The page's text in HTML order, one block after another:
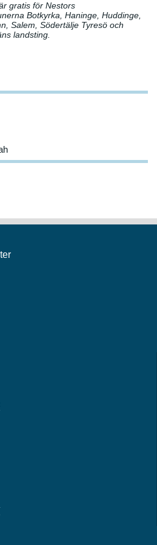
gratis för Nestors
Botkyrka, Haninge, Huddinge,
Salem, Södertälje Tyresö och
landsting.